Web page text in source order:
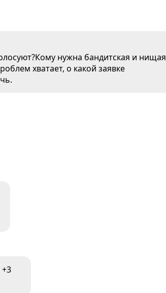
нужна бандитская и нищая
хватает, о какой заявке
+3